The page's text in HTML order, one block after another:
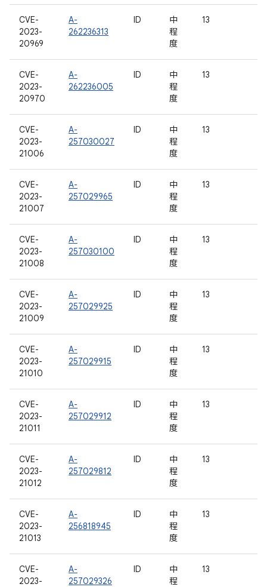
CVE-
2023-
20969
A-
262236313
ID
中
程
度
13
CVE-
2023-
20970
A-
262236005
ID
中
程
度
13
CVE-
2023-
21006
A-
257030027
ID
中
程
度
13
CVE-
2023-
21007
A-
257029965
ID
中
程
度
13
CVE-
2023-
21008
A-
257030100
ID
中
程
度
13
CVE-
2023-
21009
A-
257029925
ID
中
程
度
13
CVE-
2023-
21010
A-
257029915
ID
中
程
度
13
CVE-
2023-
21011
A-
257029912
ID
中
程
度
13
CVE-
2023-
21012
A-
257029812
ID
中
程
度
13
CVE-
2023-
21013
A-
256818945
ID
中
程
度
13
CVE-
2023-
A-
257029326
ID
中
程
13